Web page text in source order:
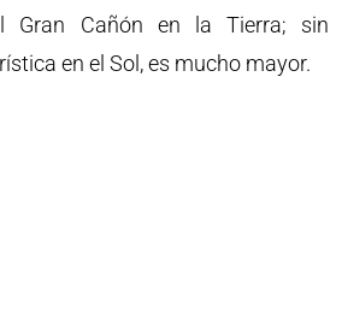
Gran Cañón en la Tierra; sin
en el Sol, es mucho mayor.